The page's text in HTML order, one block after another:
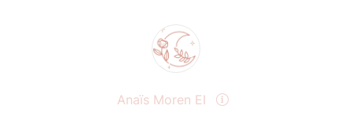
Anaïs Moren EI